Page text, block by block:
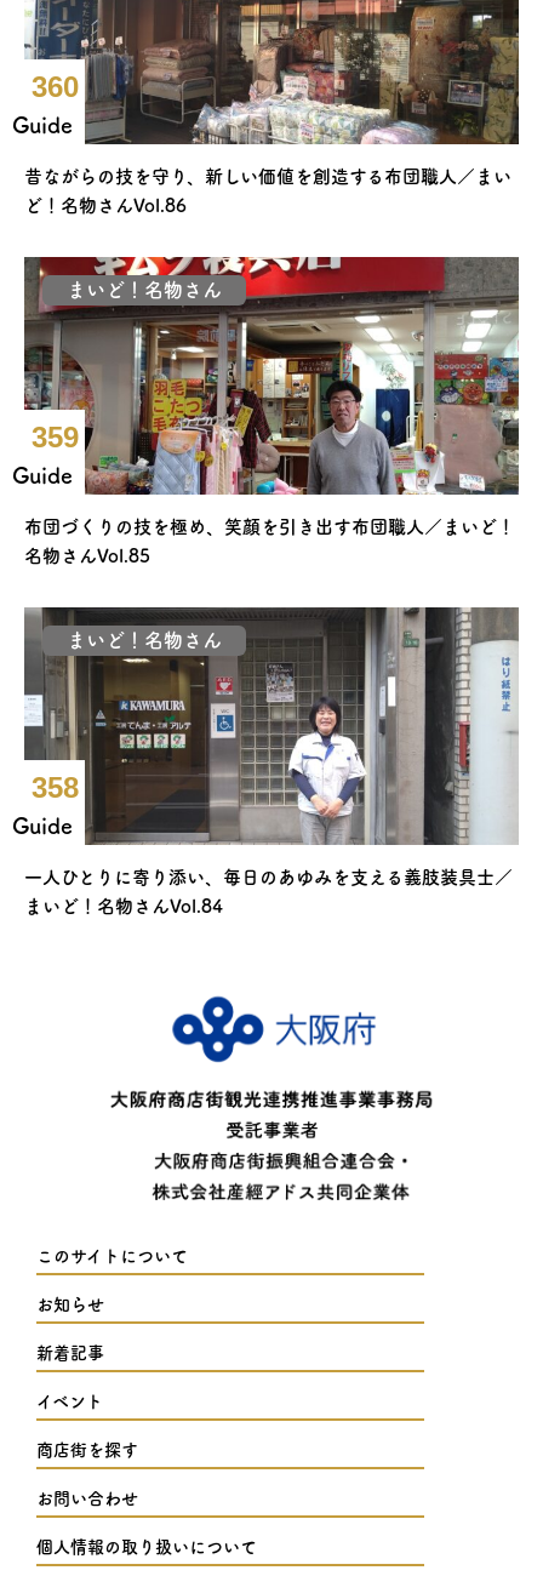
360
Guide
昔ながらの技を守り、新しい価値を創造する布団職人／まい
ど！名物さんVol.86
まいど！名物さん
359
Guide
布団づくりの技を極め、笑顔を引き出す布団職人／まいど！
名物さんVol.85
まいど！名物さん
358
Guide
一人ひとりに寄り添い、毎日のあゆみを支える義肢装具士／
まいど！名物さんVol.84
このサイトについて
お知らせ
新着記事
イベント
商店街を探す
お問い合わせ
個人情報の取り扱いについて